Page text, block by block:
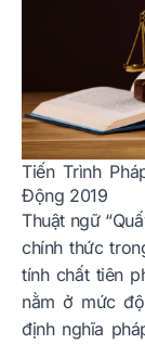
Tiến Trình
Động 2019
Thuật ngữ
chính thức
tính chất tiên
nằm ở mức
định nghĩa